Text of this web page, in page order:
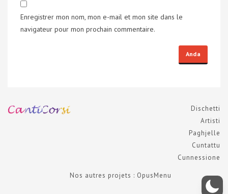
Enregistrer mon nom, mon e-mail et mon site dans le
navigateur pour mon prochain commentaire.
Dischetti
Artisti
Paghjelle
Cuntattu
Cunnessione
Nos autres projets : OpusMenu